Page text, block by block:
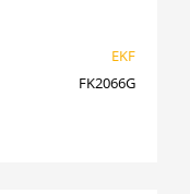
EKF
FK2066G